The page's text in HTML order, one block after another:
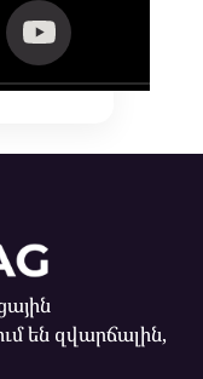
են զվարճալին,